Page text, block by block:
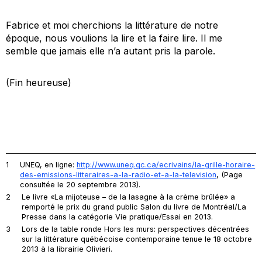
Fabrice et moi cherchions la littérature de notre
époque, nous voulions la lire et la faire lire. Il me
semble que jamais elle n’a autant pris la parole.
(Fin heureuse)
1 UNEQ, en ligne:http://www.uneq.qc.ca/ecrivains/la-grille-horaire-
des-emissions-litteraires-a-la-radio-et-a-la-television, (Page
consultée le 20 septembre 2013).
2
Le livre «La mijoteuse – de la lasagne à la crème brûlée» a
remporté le prix du grand public Salon du livre de Montréal/La
Presse dans la catégorie Vie pratique/Essai en 2013.
3
Lors de la table rondeHors les murs: perspectives décentrées
sur la littérature québécoise contemporaine tenue le 18 octobre
2013 à la librairie Olivieri.